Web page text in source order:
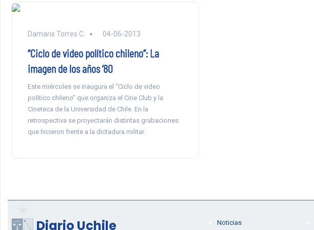
Damaris Torres C. 04-06-2013
“Ciclo de video político chileno”: La
imagen de los años ’80
Este miércoles se inaugura el “Ciclo de video
político chileno” que organiza el Cine Club y la
Cineteca de la Universidad de Chile. En la
retrospectiva se proyectarán distintas grabaciones
que hicieron frente a la dictadura militar.
Diario Uchile Noticias